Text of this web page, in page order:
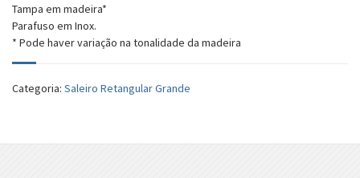
Tampa em madeira*
Parafuso em Inox.
* Pode haver variação na tonalidade da madeira
Categoria: Saleiro Retangular Grande